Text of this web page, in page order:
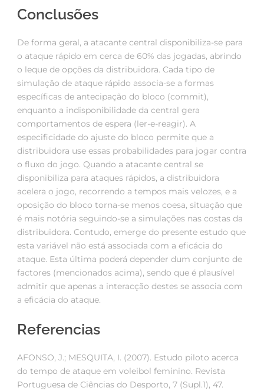
Conclusões
De forma geral, a atacante central disponibiliza-se para
o ataque rápido em cerca de 60% das jogadas, abrindo
o leque de opções da distribuidora. Cada tipo de
simulação de ataque rápido associa-se a formas
específicas de antecipação do bloco (commit),
enquanto a indisponibilidade da central gera
comportamentos de espera (ler-e-reagir). A
especificidade do ajuste do bloco permite que a
distribuidora use essas probabilidades para jogar contra
o fluxo do jogo. Quando a atacante central se
disponibiliza para ataques rápidos, a distribuidora
acelera o jogo, recorrendo a tempos mais velozes, e a
oposição do bloco torna-se menos coesa, situação que
é mais notória seguindo-se a simulações nas costas da
distribuidora. Contudo, emerge do presente estudo que
esta variável não está associada com a eficácia do
ataque. Esta última poderá depender dum conjunto de
factores (mencionados acima), sendo que é plausível
admitir que apenas a interacção destes se associa com
a eficácia do ataque.
Referencias
AFONSO, J.; MESQUITA, I. (2007). Estudo piloto acerca
do tempo de ataque em voleibol feminino. Revista
Portuguesa de Ciências do Desporto, 7 (Supl.1), 47.